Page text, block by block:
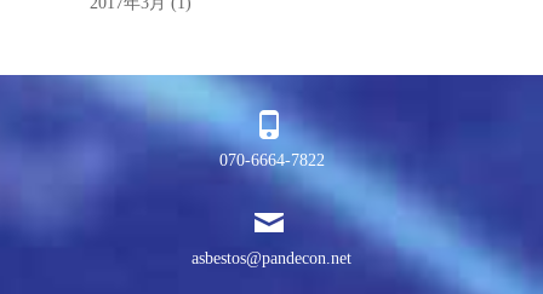
070-6664-7822
asbestos@pandecon.net